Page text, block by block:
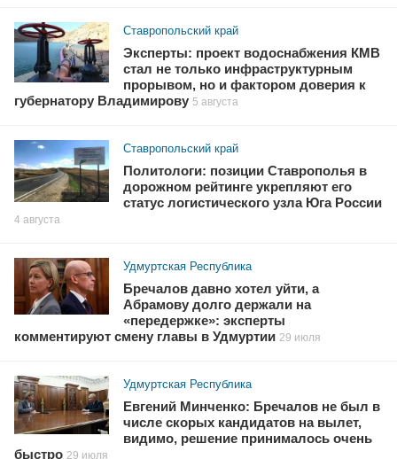
Ставропольский край
Эксперты: проект водоснабжения КМВ
стал не только инфраструктурным
прорывом, но и фактором доверия к
губернатору Владимирову 5 августа
Ставропольский край
Политологи: позиции Ставрополья в
дорожном рейтинге укрепляют его
статус логистического узла Юга России
4 августа
Удмуртская Республика
Бречалов давно хотел уйти, а
Абрамову долго держали на
«передержке»: эксперты
комментируют смену главы в Удмуртии 29 июля
Удмуртская Республика
Евгений Минченко: Бречалов не был в
числе скорых кандидатов на вылет,
видимо, решение принималось очень
быстро 29 июля